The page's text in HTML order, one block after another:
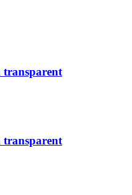
transparent
transparent